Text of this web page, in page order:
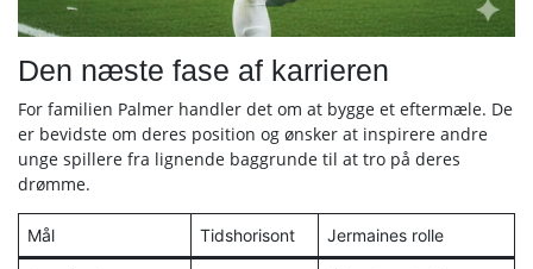
Den næste fase af karrieren
For familien Palmer handler det om at bygge et eftermæle. De
er bevidste om deres position og ønsker at inspirere andre
unge spillere fra lignende baggrunde til at tro på deres
drømme.
Mål Tidshorisont Jermaines rolle